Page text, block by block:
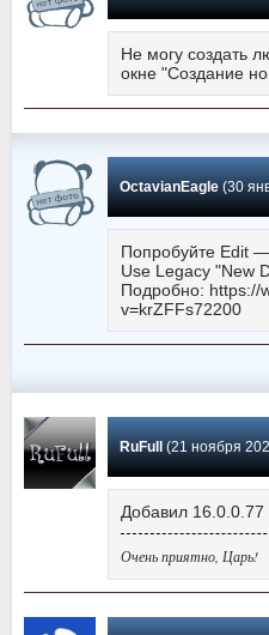
Не могу создать
окне "Создание
OctavianEagle(30 января
Попробуйте Edit
Use Legacy "New
Подробно: https://
v=krZFFs72200
RuFull(21 ноября 2020
Добавил 16.0.0.77
Очень приятно, Царь!